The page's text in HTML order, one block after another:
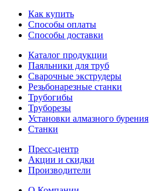
Как купить
Способы оплаты
Способы доставки
Каталог продукции
Паяльники для труб
Сварочные экструдеры
Резьбонарезные станки
Трубогибы
Труборезы
Установки алмазного бурения
Станки
Пресс-центр
Акции и скидки
Производители